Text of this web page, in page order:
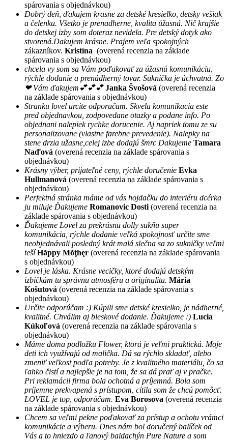
spárovania s objednávkou)
Dobrý deň, ďakujem krasne za detské kresielko, detsky vešiak
a čelenku. Všetko je prenadherne, kvalita úžasná. Nič krajšie
do detskej izby som doteraz nevidela. Pre detský dotyk ako
stvorená.Dakujem krásne. Prajem veľa spokojných
zákazníkov. Kristína (overená recenzia na základe
spárovania s objednávkou)
chcela vy som sa Vám poďakovať za úžasnú komunikáciu,
rýchle dodanie a prenádherný tovar. Suknička je úchvatná. Zo
❤ Vám ďakujem💕💕💕 Janka Švošová (overená recenzia
na základe spárovania s objednávkou)
Stranku lovel urcite odporučam. Skvela komunikacia este
pred objednavkou, zodpovedane otazky a podane info. Po
objednani nalepiek rychke dorucenie. Aj napriek tomu ze su
personalizovane (vlastne farebne prevedenie). Nalepky na
stene drzia užasne,celej izbe dodajú šmrc Dakujeme Tamara
Naďová (overená recenzia na základe spárovania s
objednávkou)
Krásny výber, prijateľné ceny, rýchle doručenie Evka
Hullmanová (overená recenzia na základe spárovania s
objednávkou)
Perfektná stránka máme od vás hojdačku do interiéru dcérka
ju miluje Ďakujeme Romanovic Dosti (overená recenzia na
základe spárovania s objednávkou)
Ďakujeme Lovel za prekrásnu dolly sukňu super
komunikácia, rýchle dodanie veľká spokojnosť určite sme
neobjednávali posledný krát malá slečna sa zo sukničky veľmi
tešíHãppy Mõţhęr (overená recenzia na základe spárovania
s objednávkou)
Lovel je láska. Krásne vecičky, ktoré dodajú detským
izbičkám tu správnu atmosféru a originalitu. Mária
Košutová (overená recenzia na základe spárovania s
objednávkou)
Určite odporúčam :) Kúpili sme detské kresielko, je nádherné,
kvalitné. Chválim aj bleskové dodanie. Ďakujeme :) Lucia
Kúkoľová (overená recenzia na základe spárovania s
objednávkou)
Máme doma podložku Flower, ktorá je veľmi praktická. Moje
deti ich využívajú od malička. Dá sa rýchlo skladať, alebo
zmeniť veľkost podľa potreby. Je z kvalitného materiálu, čo sa
ľahko čistí a najlepšie je na tom, že sa dá prať aj v pračke.
Pri reklamácii firma bola ochotná a príjemná. Bola som
príjemne prekvapená s prístupom, cítila som že chcú pomôcť.
LOVEL je top, odporúčam. Eva Borosova (overená recenzia
na základe spárovania s objednávkou)
Chcem sa veľmi pekne poďakovať za prístup a ochotu vrámci
komunikácie a výberu. Dnes nám bol doručený balíček od
Vás a to hniezdo a ľanový baldachýn Pure Nature a som